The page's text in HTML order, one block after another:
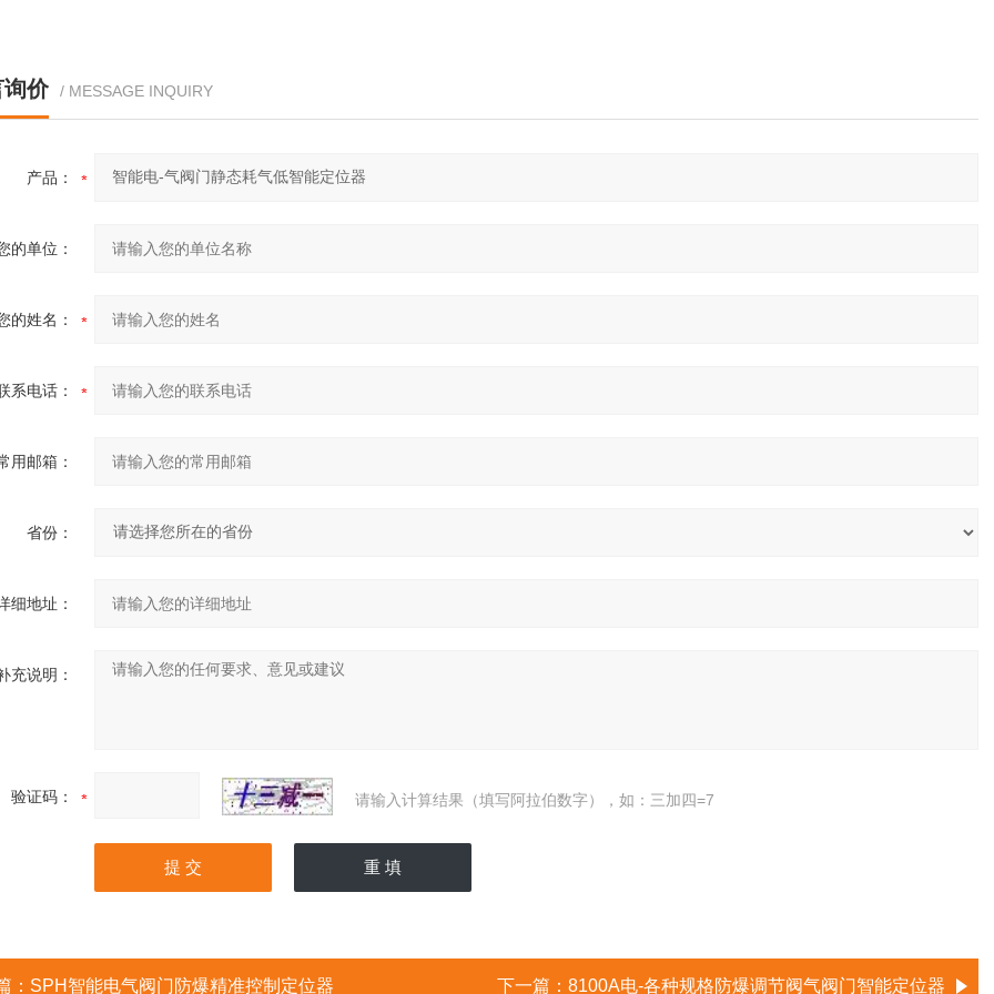
价 / MESSAGE INQUIRY
产品：
的单位：
的姓名：
系电话：
用邮箱：
省份：
细地址：
充说明：
验证码： 请输入计算结果（填写阿拉伯数字），如：三加四=7
： SPH智能电气阀门防爆精准控制定位器 下一篇： 8100A电-各种规格防爆调节阀气阀门智能定位器